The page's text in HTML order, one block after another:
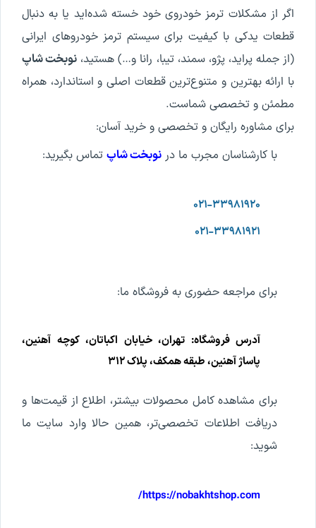
اگر از مشکلات ترمز خودروی خود خسته شده‌اید یا به دنبال
قطعات یدکی با کیفیت برای سیستم ترمز خودروهای ایرانی
(از جمله پراید، پژو، سمند، تیبا، رانا و…) هستید، نوبخت شاپ
با ارائه بهترین و متنوع‌ترین قطعات اصلی و استاندارد، همراه
مطمئن و تخصصی شماست.
برای مشاوره رایگان و تخصصی و خرید آسان:
با کارشناسان مجرب ما در نوبخت شاپ تماس بگیرید:
۰۲۱-۳۳۹۸۱۹۲۰
۰۲۱-۳۳۹۸۱۹۲۱
برای مراجعه حضوری به فروشگاه ما:
آدرس فروشگاه: تهران، خیابان اکباتان، کوچه آهنین،
پاساژ آهنین، طبقه همکف، پلاک ۳۱۲
برای مشاهده کامل محصولات بیشتر، اطلاع از قیمت‌ها و
دریافت اطلاعات تخصصی‌تر، همین حالا وارد سایت ما
شوید:
https://nobakhtshop.com/